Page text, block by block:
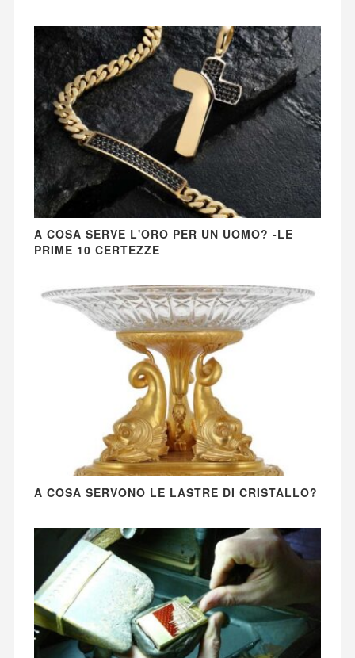
A COSA SERVE L'ORO PER UN UOMO? -LE
PRIME 10 CERTEZZE
A COSA SERVONO LE LASTRE DI CRISTALLO?